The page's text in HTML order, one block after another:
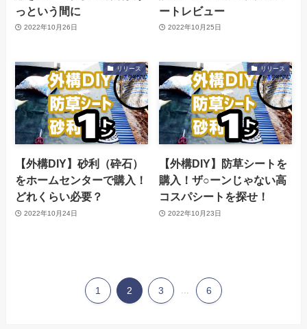
っという間に
2022年10月26日
ートレビュー
2022年10月25日
リリース
【外構DIY】砂利（砕石）
をホームセンターで購入！
どれくらい必要？
2022年10月24日
リリース
【外構DIY】防草シートを
購入！ザ○ーンじゃない高
コスパシートを探せ！
2022年10月23日
1 2 3 ... 6